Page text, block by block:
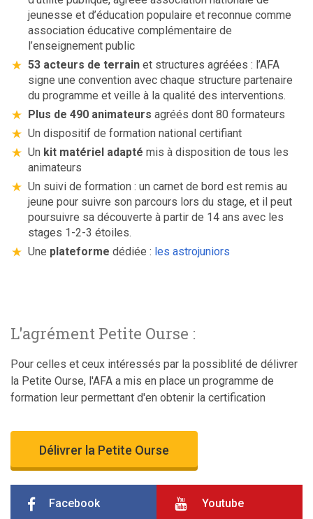
jeunesse et d’éducation populaire et reconnue comme
association éducative complémentaire de
l’enseignement public
53 acteurs de terrain et structures agréées : l’AFA
signe une convention avec chaque structure partenaire
du programme et veille à la qualité des interventions.
Plus de 490 animateurs agréés dont 80 formateurs
Un dispositif de formation national certifiant
Un kit matériel adapté mis à disposition de tous les
animateurs
Un suivi de formation : un carnet de bord est remis au
jeune pour suivre son parcours lors du stage, et il peut
poursuivre sa découverte à partir de 14 ans avec les
stages 1-2-3 étoiles.
Une plateforme dédiée : les astrojuniors
L'agrément Petite Ourse :
Pour celles et ceux intéressés par la possiblité de délivrer
la Petite Ourse, l'AFA a mis en place un programme de
formation leur permettant d'en obtenir la certification
Délivrer la Petite Ourse
Facebook Youtube